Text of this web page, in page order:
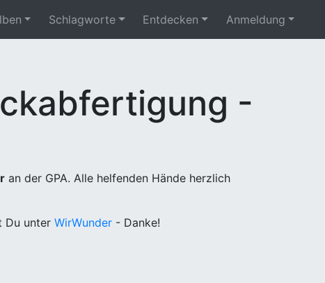
Schlagworte Entdecken Anmeldung
-
an der GPA. Alle helfenden Hände herzlich
Du unter WirWunder - Danke!